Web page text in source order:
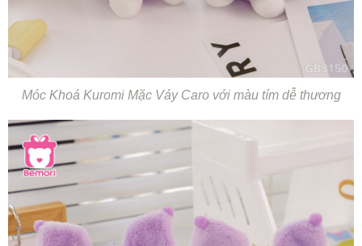
Móc Khoá Kuromi Mặc Váy Caro với màu tím dễ thương